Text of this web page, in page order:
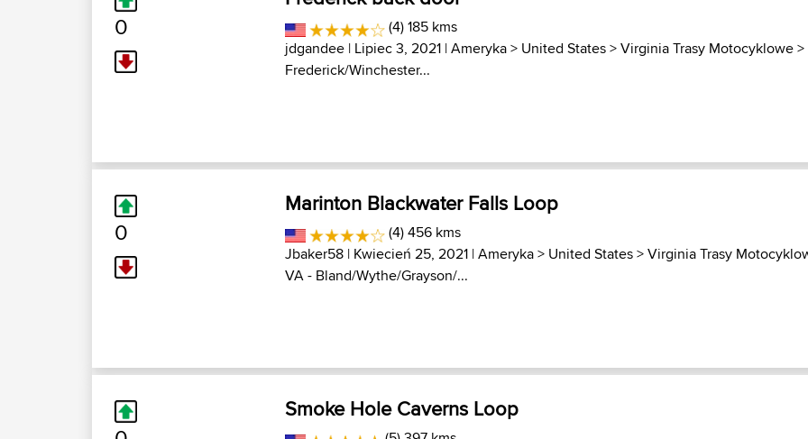
0
(4) 185 kms
jdgandee | Lipiec 3, 2021 |Ameryka> United States>Virginia Trasy Motocyklowe>
Frederick/Winchester...
0
Marinton Blackwater Falls Loop
(4) 456 kms
Jbaker58 | Kwiecień 25, 2021 |Ameryka> United States>Virginia Trasy
VA - Bland/Wythe/Grayson/...
Smoke Hole Caverns Loop